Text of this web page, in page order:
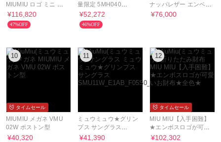
MIUMIU ロゴ ミニ シ
ョルダーバッグ
¥116,820
47%OFF
量限定 5MH040
Compact Wallet 三つ
折り財布
¥52,272
46%OFF
ナッパレザー エンベロ
ープ カードホルダー
¥76,000
10
タイムセール
MIUMIU メガネ VMU
02W ボストン型
¥40,320
11
ミュウミュウ★グリン
プス サングラス
SMU11W_E1AB_F05S0_C_054
¥41,390
12
タイムセール
MIU MIU【入手困難】
★エンボスロゴが可愛
いお財布★全色★
¥102,302